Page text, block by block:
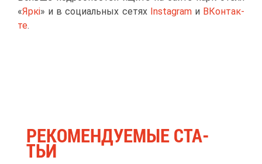
«Яркі» и в со­ци­аль­ных се­тях Instagramи ВКон­так­
те.
РЕ­КО­МЕН­ДУ­Е­МЫЕ СТА­
ТЬИ